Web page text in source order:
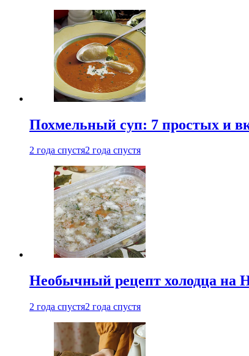
Похмельный суп: 7 простых и
2 года спустя2 года спустя
Необычный рецепт холодца на
2 года спустя2 года спустя